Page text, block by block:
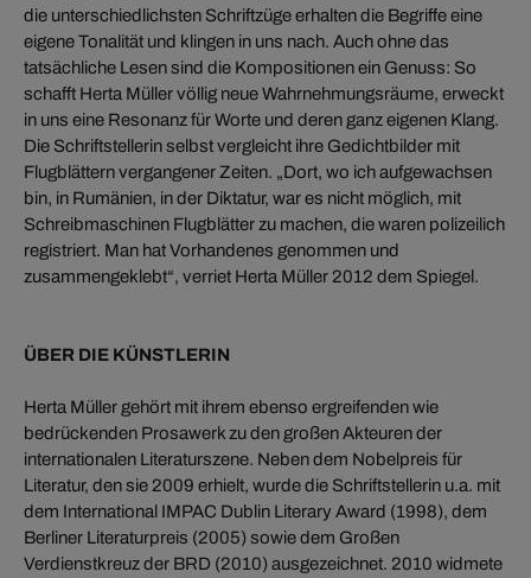
die unterschiedlichsten Schriftzüge erhalten die Begriffe eine
eigene Tonalität und klingen in uns nach. Auch ohne das
tatsächliche Lesen sind die Kompositionen ein Genuss: So
schafft Herta Müller völlig neue Wahrnehmungsräume, erweckt
in uns eine Resonanz für Worte und deren ganz eigenen Klang.
Die Schriftstellerin selbst vergleicht ihre Gedichtbilder mit
Flugblättern vergangener Zeiten. „Dort, wo ich aufgewachsen
bin, in Rumänien, in der Diktatur, war es nicht möglich, mit
Schreibmaschinen Flugblätter zu machen, die waren polizeilich
registriert. Man hat Vorhandenes genommen und
zusammengeklebt“, verriet Herta Müller 2012 dem Spiegel.
ÜBER DIE KÜNSTLERIN
Herta Müller gehört mit ihrem ebenso ergreifenden wie
bedrückenden Prosawerk zu den großen Akteuren der
internationalen Literaturszene. Neben dem Nobelpreis für
Literatur, den sie 2009 erhielt, wurde die Schriftstellerin u.a. mit
dem International IMPAC Dublin Literary Award (1998), dem
Berliner Literaturpreis (2005) sowie dem Großen
Verdienstkreuz der BRD (2010) ausgezeichnet. 2010 widmete